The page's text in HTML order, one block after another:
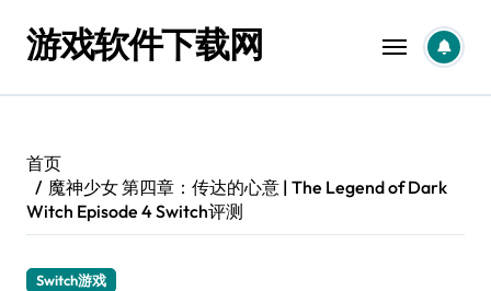
游戏软件下载网
首页
魔神少女 第四章：传达的心意 | The Legend of Dark
Witch Episode 4 Switch评测
Switch游戏